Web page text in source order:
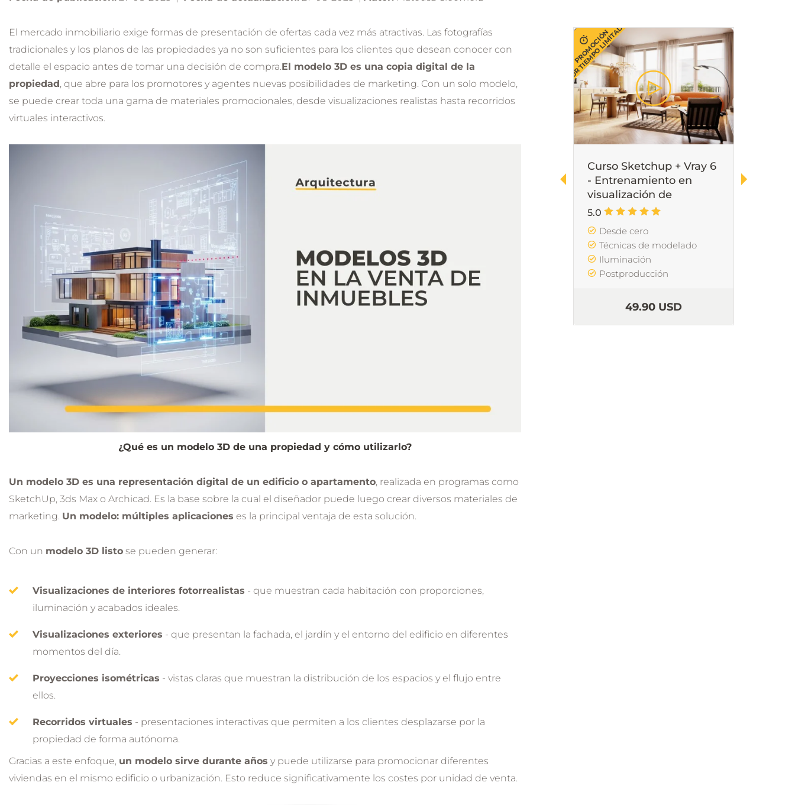
El mercado inmobiliario exige formas de presentación de ofertas cada vez más atractivas. Las fotografías
tradicionales y los planos de las propiedades ya no son suficientes para los clientes que desean conocer con
detalle el espacio antes de tomar una decisión de compra.El modelo 3D es una copia digital de la
propiedad, que abre para los promotores y agentes nuevas posibilidades de marketing. Con un solo modelo,
se puede crear toda una gama de materiales promocionales, desde visualizaciones realistas hasta recorridos
virtuales interactivos.
¿Qué es un modelo 3D de una propiedad y cómo utilizarlo?
Un modelo 3D es una representación digital de un edificio o apartamento, realizada en programas como
SketchUp, 3ds Max o Archicad. Es la base sobre la cual el diseñador puede luego crear diversos materiales de
marketing. Un modelo: múltiples aplicaciones es la principal ventaja de esta solución.
Con un modelo 3D listo se pueden generar:
Visualizaciones de interiores fotorrealistas - que muestran cada habitación con proporciones,
iluminación y acabados ideales.
Visualizaciones exteriores - que presentan la fachada, el jardín y el entorno del edificio en diferentes
momentos del día.
Proyecciones isométricas - vistas claras que muestran la distribución de los espacios y el flujo entre
ellos.
Recorridos virtuales - presentaciones interactivas que permiten a los clientes desplazarse por la
propiedad de forma autónoma.
Gracias a este enfoque, un modelo sirve durante años y puede utilizarse para promocionar diferentes
viviendas en el mismo edificio o urbanización. Esto reduce significativamente los costes por unidad de venta.
PROMOCIÓN
POR TIEMPO LIMITADO
Renderizado V-ray
Documentación LayOut
Curso Sketchup + Vray 6
- Entrenamiento en
visualización de
interiores desde cero
5.0
PROMOCIÓN
POR TIEMPO LIMITADO
Desde cero
Técnicas de modelado
Iluminación
Postproducción
49.90 USD